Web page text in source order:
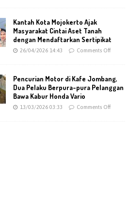
Kantah Kota Mojokerto Ajak
Masyarakat Cintai Aset Tanah
dengan Mendaftarkan Sertipikat
26/04/2026 14:43 Comments Off
Pencurian Motor di Kafe Jombang,
Dua Pelaku Berpura-pura Pelanggan
Bawa Kabur Honda Vario
13/03/2026 03:33 Comments Off